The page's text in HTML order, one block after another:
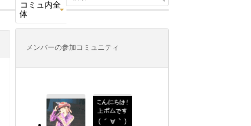
コミュ内全
体
メンバーの参加コミュニティ